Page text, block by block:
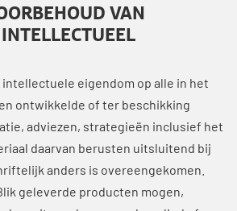
VAN
intellectuele eigendom op alle in het
ontwikkelde of ter beschikking
adviezen, strategieën inclusief het
daarvan berusten uitsluitend bij
anders is overeengekomen.
geleverde producten mogen,